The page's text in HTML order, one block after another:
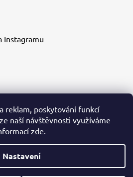
reklam, poskytování funkcí
naší návštěvnosti využíváme
zde.
Nastavení
Instagramu